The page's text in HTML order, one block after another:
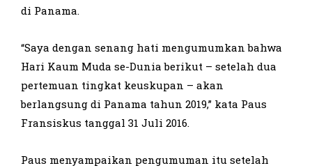
di Panama.
“Saya dengan senang hati mengumumkan bahwa
Hari Kaum Muda se-Dunia berikut – setelah dua
pertemuan tingkat keuskupan – akan
berlangsung di Panama tahun 2019,” kata Paus
Fransiskus tanggal 31 Juli 2016.
Paus menyampaikan pengumuman itu setelah